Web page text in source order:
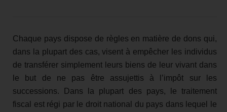
Chaque pays dispose de règles en matière de dons qui,
dans la plupart des cas, visent à empêcher les individus
de transférer simplement leurs biens de leur vivant dans
le but de ne pas être assujettis à l’impôt sur les
successions. Dans la plupart des pays, le traitement
fiscal est régi par le droit national du pays dans lequel le